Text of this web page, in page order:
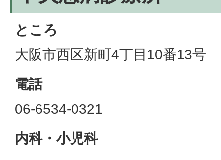
ところ
大阪市西区新町4丁目10番13号
電話
06-6534-0321
内科・小児科